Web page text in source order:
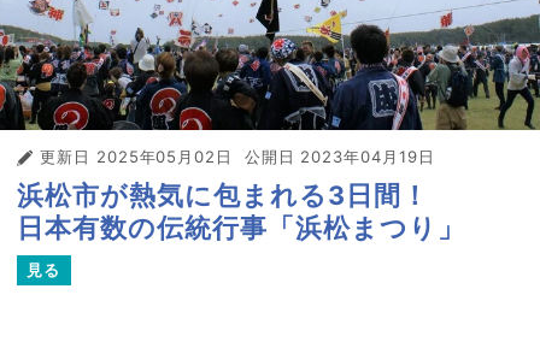
更新日 2025年05月02日 公開日 2023年04月19日
浜松市が熱気に包まれる3日間！
日本有数の伝統行事「浜松まつり」
見る